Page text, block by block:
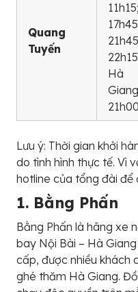
Quang
Tuyến
11h15;
22h15
Hà
21h00
Lưu ý: Thời gian khởi
do tình hình thực tế. Vì
hotline của tổng đài để
1. Bằng Phấn
Bằng Phấn là hãng xe
bay Nội Bài – Hà
cấp, được nhiều khách
ghé thăm Hà Giang.